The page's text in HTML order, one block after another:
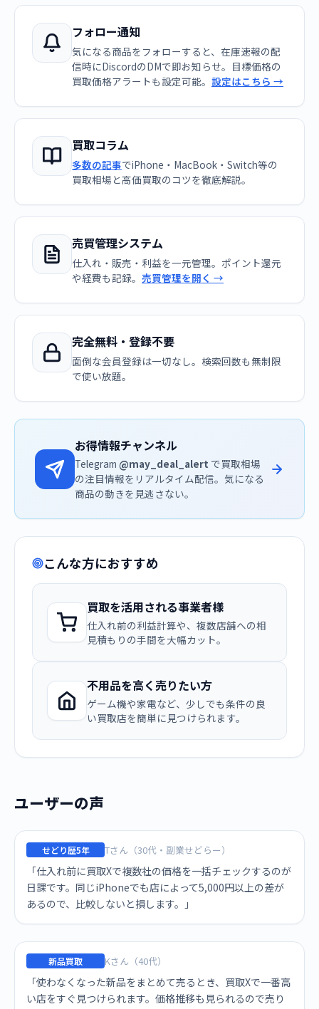
フォロー通知
気になる商品をフォローすると、在庫速報の配
信時にDiscordのDMで即お知らせ。目標価格の
買取価格アラートも設定可能。 設定はこちら →
買取コラム
多数の記事でiPhone・MacBook・Switch等の
買取相場と高価買取のコツを徹底解説。
売買管理システム
仕入れ・販売・利益を一元管理。ポイント還元
や経費も記録。 売買管理を開く →
完全無料・登録不要
面倒な会員登録は一切なし。検索回数も無制限
で使い放題。
お得情報チャンネル
Telegram @may_deal_alert で買取相場
の注目情報をリアルタイム配信。気になる
商品の動きを見逃さない。
こんな方におすすめ
買取を活用される事業者様
仕入れ前の利益計算や、複数店舗への相
見積もりの手間を大幅カット。
不用品を高く売りたい方
ゲーム機や家電など、少しでも条件の良
い買取店を簡単に見つけられます。
ユーザーの声
せどり歴5年 Tさん（30代・副業せどらー）
「仕入れ前に買取Xで複数社の価格を一括チェックするのが
日課です。同じiPhoneでも店によって5,000円以上の差が
あるので、比較しないと損します。」
新品買取 Kさん（40代）
「使わなくなった新品をまとめて売るとき、買取Xで一番高
い店をすぐ見つけられます。価格推移も見られるので売り